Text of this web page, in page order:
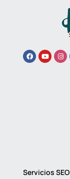
Servicios SEO